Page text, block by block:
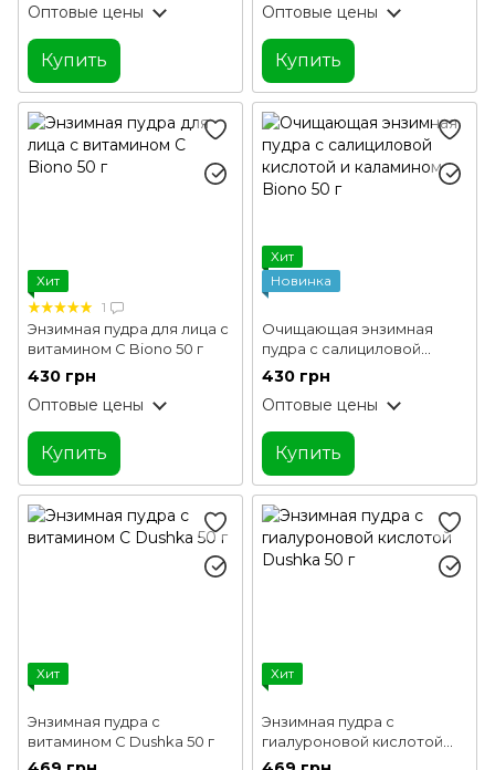
Оптовые цены
Купить
Оптовые цены
Купить
Хит
1
Энзимная пудра для лица с
витамином С Biono 50 г
430 грн
Оптовые цены
Купить
Хит
Новинка
Очищающая энзимная
пудра с салициловой
кислотой и каламином
Biono 50 г
430 грн
Оптовые цены
Купить
Хит
Энзимная пудра с
витамином С Dushka 50 г
Хит
Энзимная пудра с
гиалуроновой кислотой
Dushka 50 г